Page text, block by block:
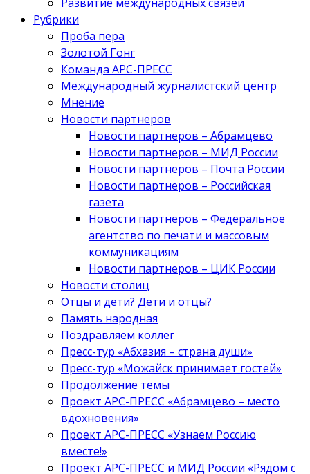
Рубрики
Проба пера
Золотой Гонг
Команда АРС-ПРЕСС
Международный журналистский центр
Мнение
Новости партнеров
Новости партнеров – Абрамцево
Новости партнеров – МИД России
Новости партнеров – Почта России
Новости партнеров – Российская
газета
Новости партнеров – Федеральное
агентство по печати и массовым
коммуникациям
Новости партнеров – ЦИК России
Новости столиц
Отцы и дети? Дети и отцы?
Память народная
Поздравляем коллег
Пресс-тур «Абхазия – страна души»
Пресс-тур «Можайск принимает гостей»
Продолжение темы
Проект АРС-ПРЕСС «Абрамцево – место
вдохновения»
Проект АРС-ПРЕСС «Узнаем Россию
вместе!»
Проект АРС-ПРЕСС и МИД России «Рядом с